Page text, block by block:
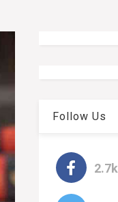
Follow Us
2.7k